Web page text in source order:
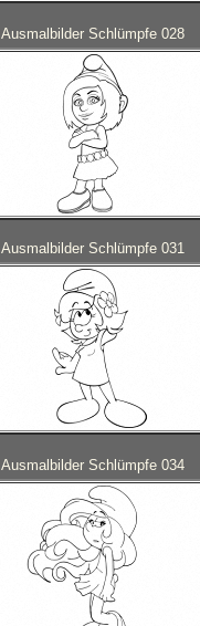
Ausmalbilder Schlümpfe 028
Ausmalbilder Schlümpfe 031
Ausmalbilder Schlümpfe 034